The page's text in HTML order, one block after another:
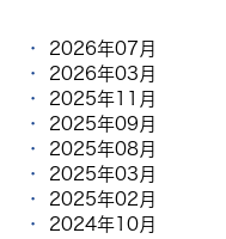
2026年07月
2026年03月
2025年11月
2025年09月
2025年08月
2025年03月
2025年02月
2024年10月